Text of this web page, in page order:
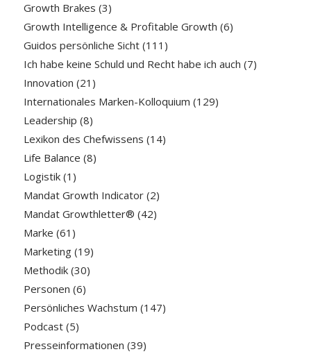
Growth Brakes (3)
Growth Intelligence & Profitable Growth (6)
Guidos persönliche Sicht(111)
Ich habe keine Schuld und Recht habe ich auch (7)
Innovation (21)
Internationales Marken-Kolloquium (129)
Leadership (8)
Lexikon des Chefwissens (14)
Life Balance (8)
Logistik(1)
Mandat Growth Indicator(2)
Mandat Growthletter® (42)
Marke (61)
Marketing(19)
Methodik(30)
Personen (6)
Persönliches Wachstum (147)
Podcast(5)
Presseinformationen (39)